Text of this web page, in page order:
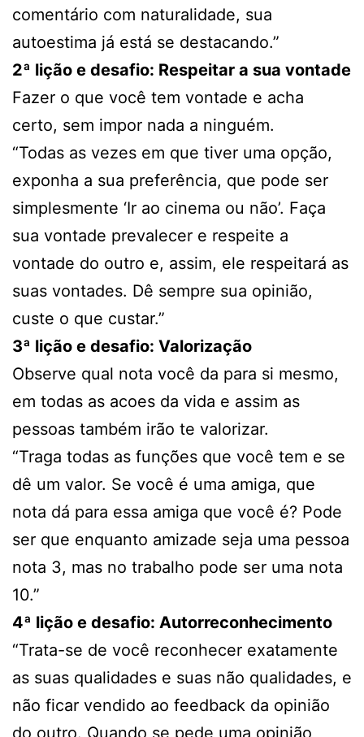
comentário com naturalidade, sua
autoestima já está se destacando.”
2ª lição e desafio: Respeitar a sua vontade
Fazer o que você tem vontade e acha
certo, sem impor nada a ninguém.
“Todas as vezes em que tiver uma opção,
exponha a sua preferência, que pode ser
simplesmente ‘Ir ao cinema ou não’. Faça
sua vontade prevalecer e respeite a
vontade do outro e, assim, ele respeitará as
suas vontades. Dê sempre sua opinião,
custe o que custar.”
3ª lição e desafio: Valorização
Observe qual nota você da para si mesmo,
em todas as acoes da vida e assim as
pessoas também irão te valorizar.
“Traga todas as funções que você tem e se
dê um valor. Se você é uma amiga, que
nota dá para essa amiga que você é? Pode
ser que enquanto amizade seja uma pessoa
nota 3, mas no trabalho pode ser uma nota
10.”
4ª lição e desafio: Autorreconhecimento
“Trata-se de você reconhecer exatamente
as suas qualidades e suas não qualidades, e
não ficar vendido ao feedback da opinião
do outro. Quando se pede uma opinião,